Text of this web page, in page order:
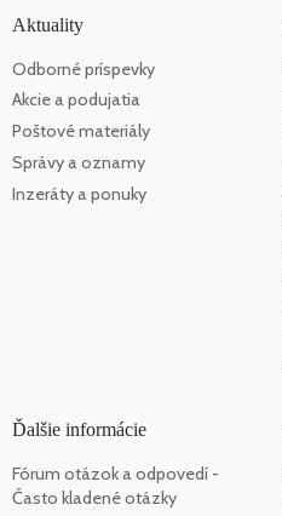
Aktuality
Odborné príspevky
Akcie a podujatia
Poštové materiály
Správy a oznamy
Inzeráty a ponuky
Ďalšie informácie
Fórum otázok a odpovedí -
Často kladené otázky